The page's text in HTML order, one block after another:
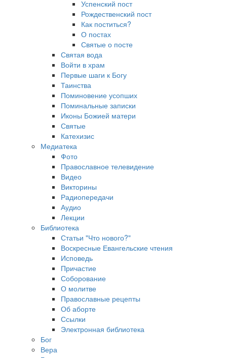
Успенский пост
Рождественский пост
Как поститься?
О постах
Святые о посте
Святая вода
Войти в храм
Первые шаги к Богу
Таинства
Поминовение усопших
Поминальные записки
Иконы Божией матери
Святые
Катехизис
Медиатека
Фото
Православное телевидение
Видео
Викторины
Радиопередачи
Аудио
Лекции
Библиотека
Статьи "Что нового?"
Воскресные Евангельские чтения
Исповедь
Причастие
Соборование
О молитве
Православные рецепты
Об аборте
Ссылки
Электронная библиотека
Бог
Вера